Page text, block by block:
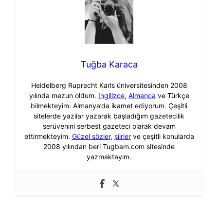
Tuğba Karaca
Heidelberg Ruprecht Karls üniversitesinden 2008
yılında mezun oldum. İngilizce, Almanca ve Türkçe
bilmekteyim. Almanya’da ikamet ediyorum. Çeşitli
sitelerde yazılar yazarak başladığım gazetecilik
serüvenini serbest gazeteci olarak devam
ettirmekteyim. Güzel sözler, şiirlerve çeşitli konularda
2008 yılından beri Tugbam.com sitesinde
yazmaktayım.